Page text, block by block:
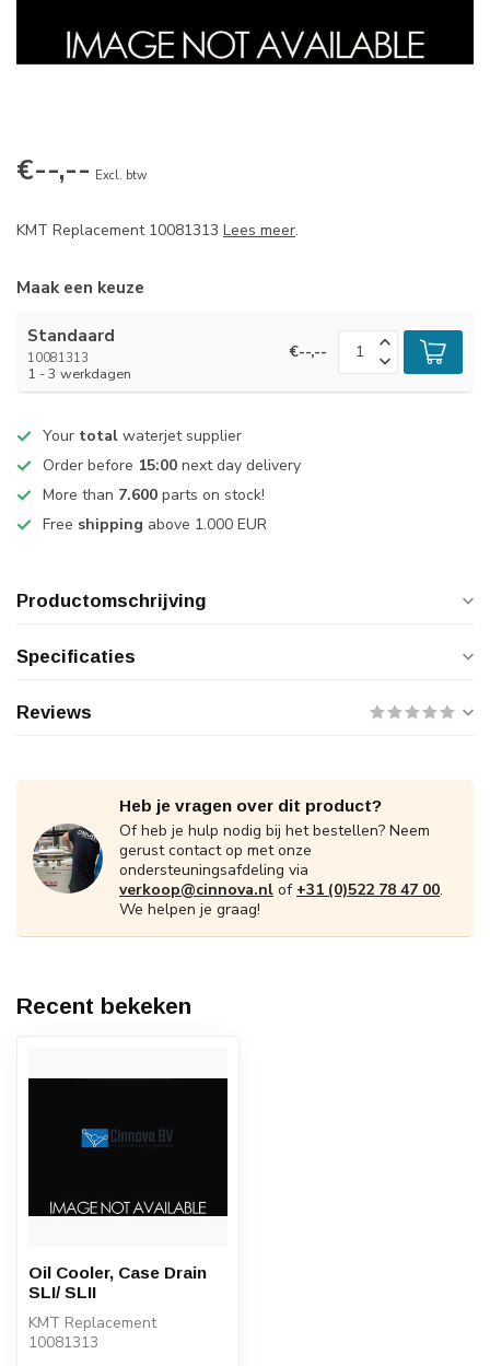
€--,-- Excl. btw
KMT Replacement 10081313 Lees meer.
Maak een keuze
Standaard
10081313
1 - 3 werkdagen
€--,--
Your total waterjet supplier
Order before 15:00 next day delivery
More than 7.600 parts on stock!
Free shipping above 1.000 EUR
Productomschrijving
Specificaties
Reviews
Heb je vragen over dit product?
Of heb je hulp nodig bij het bestellen? Neem
gerust contact op met onze
ondersteuningsafdeling via
verkoop@cinnova.nl of +31 (0)522 78 47 00.
We helpen je graag!
Recent bekeken
Oil Cooler, Case Drain
SLI/ SLII
KMT Replacement
10081313